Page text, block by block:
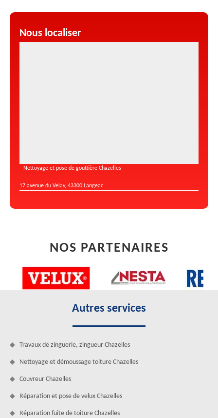
Nous localiser
Nettoyage et pose de gouttière Chazelles
17 avenue du Velay, 43300 Langeac
NOS PARTENAIRES
Autres services
Travaux de zinguerie, zingueur Chazelles
Nettoyage et démoussage toiture Chazelles
Couvreur Chazelles
Réparation et pose de velux Chazelles
Réparation fuite de toiture Chazelles